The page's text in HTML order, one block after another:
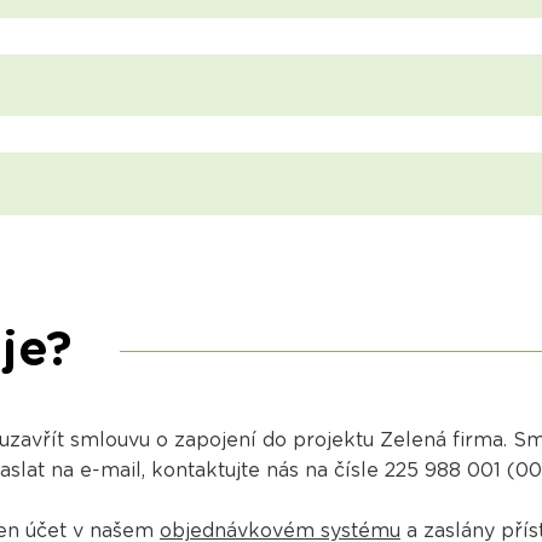
smlouvu o zapojení do projektu Zelená firma.
na e-mail, kontaktujte nás na čísle 225 988 001
účet v našem objednávkovém systému a zaslány